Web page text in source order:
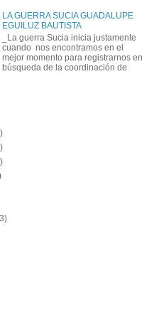
LA GUERRA SUCIA GUADALUPE
EGUILUZ BAUTISTA
_La guerra Sucia inicia justamente
cuando nos encontramos en el
mejor momento para registrarnos en
búsqueda de la coordinación de